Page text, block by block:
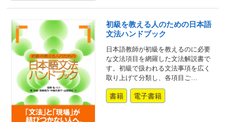
初級を教える人のための日本語
文法ハンドブック
日本語教師が初級を教えるのに必要
な文法項目を網羅した文法解説書で
す。初級で扱われる文法事項を広く
取り上げて分類し、各項目ご…
書籍 電子書籍